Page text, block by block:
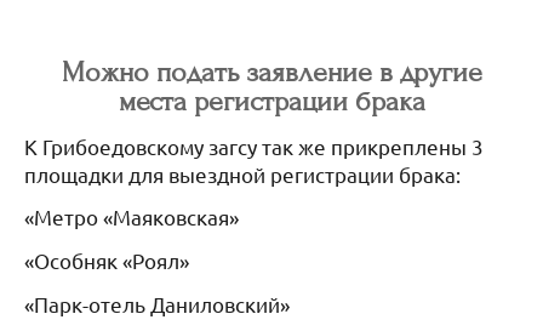
Можно подать заявление в другие
места регистрации брака
К Грибоедовскому загсу так же прикреплены 3
площадки для выездной регистрации брака:
«Метро «Маяковская»
«Особняк «Роял»
«Парк-отель Даниловский»